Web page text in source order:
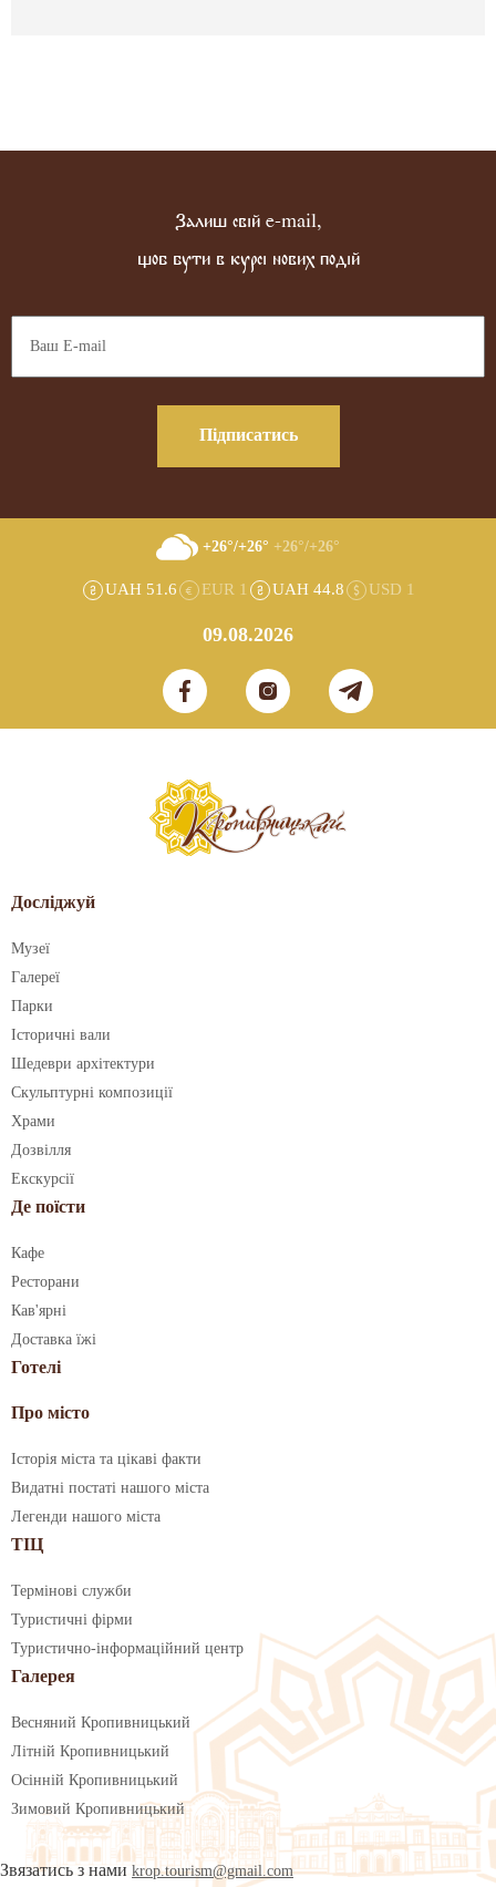
Залиш свій e-mail,
щоб бути в курсі нових подій
Підписатись
+26°/+26° +26°/+26°
UAH 51.6 EUR 1 UAH 44.8 USD 1
09.08.2026
Досліджуй
Музеї
Галереї
Парки
Історичні вали
Шедеври архітектури
Скульптурні композиції
Храми
Дозвілля
Екскурсії
Де поїсти
Кафе
Ресторани
Кав'ярні
Доставка їжі
Готелі
Про місто
Історія міста та цікаві факти
Видатні постаті нашого міста
Легенди нашого міста
ТІЦ
Термінові служби
Туристичні фірми
Туристично-інформаційний центр
Галерея
Весняний Кропивницький
Літній Кропивницький
Осінній Кропивницький
Зимовий Кропивницький
Звязатись з нами krop.tourism@gmail.com